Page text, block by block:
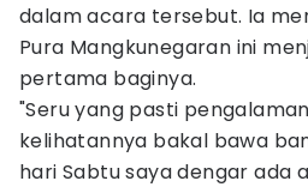
dalam acara tersebut. Ia
Pura Mangkunegaran ini
pertama baginya.
"Seru yang pasti
kelihatannya bakal bawa
hari Sabtu saya dengar ada